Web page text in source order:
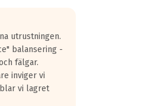
utrustningen.
balansering -
fälgar.
inviger vi
vi lagret